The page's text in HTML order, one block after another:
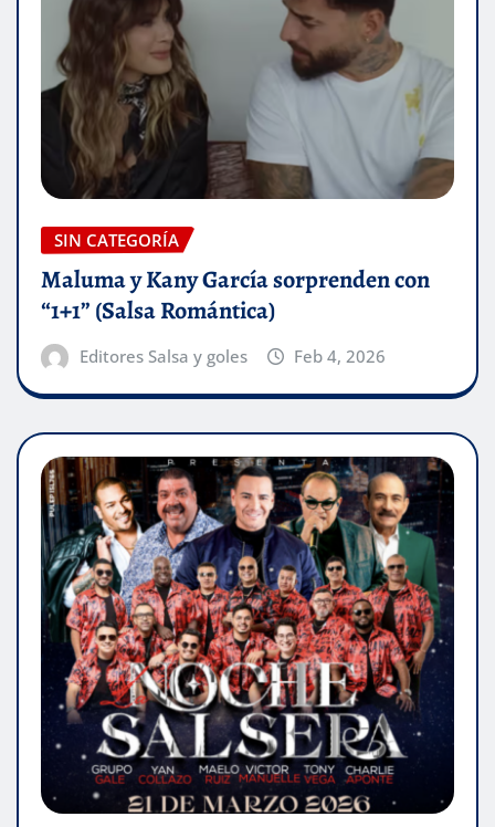
SIN CATEGORÍA
Maluma y Kany García sorprenden con
“1+1” (Salsa Romántica)
Editores Salsa y goles Feb 4, 2026